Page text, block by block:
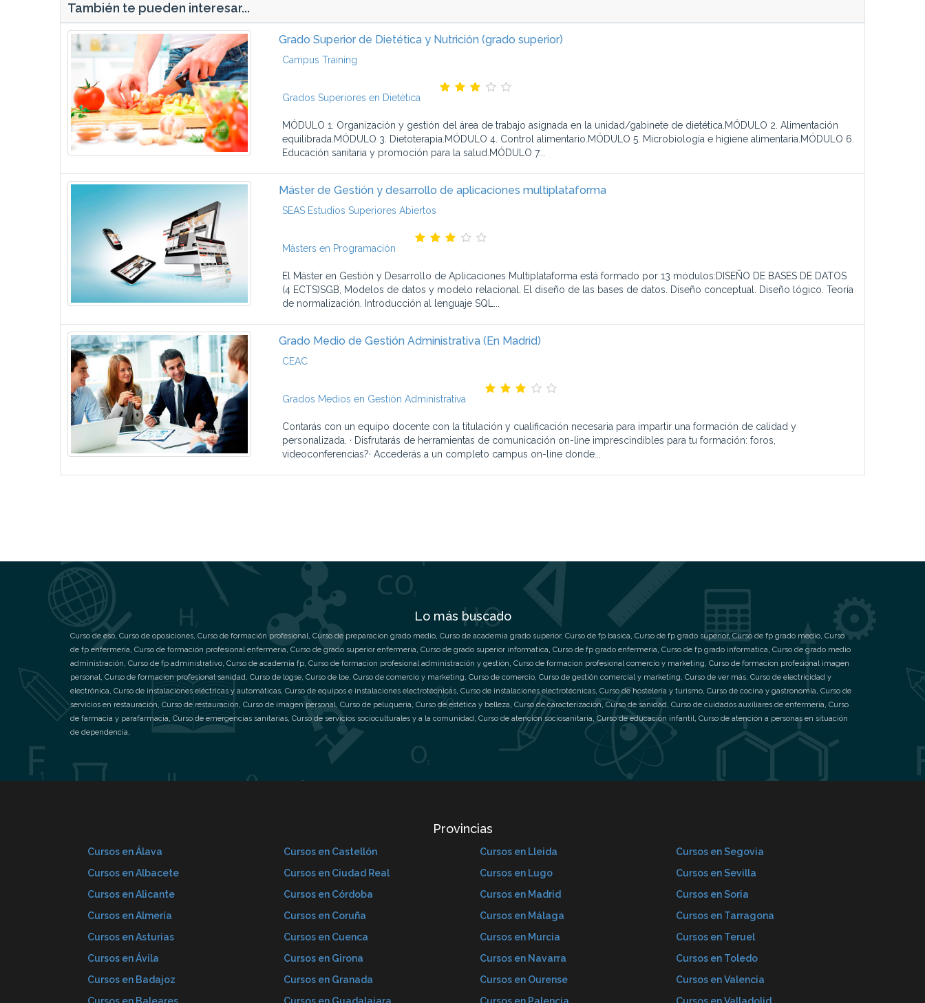
También te pueden interesar...
Grado Superior de Dietética y Nutrición (grado superior)
Campus Training
Grados Superiores en Dietética
MÓDULO 1. Organización y gestión del área de trabajo asignada en la unidad/gabinete de dietética.MÓDULO 2. Alimentación
equilibrada.MÓDULO 3. Dietoterapia.MÓDULO 4. Control alimentario.MÓDULO 5. Microbiología e higiene alimentaria.MÓDULO 6.
Educación sanitaria y promoción para la salud.MÓDULO 7...
Máster de Gestión y desarrollo de aplicaciones multiplataforma
SEAS Estudios Superiores Abiertos
Másters en Programación
El Máster en Gestión y Desarrollo de Aplicaciones Multiplataforma está formado por 13 módulos:DISEÑO DE BASES DE DATOS
(4 ECTS)SGB, Modelos de datos y modelo relacional. El diseño de las bases de datos. Diseño conceptual. Diseño lógico. Teoría
de normalización. Introducción al lenguaje SQL...
Grado Medio de Gestión Administrativa (En Madrid)
CEAC
Grados Medios en Gestión Administrativa
Contarás con un equipo docente con la titulación y cualificación necesaria para impartir una formación de calidad y
personalizada. · Disfrutarás de herramientas de comunicación on-line imprescindibles para tu formación: foros,
videoconferencias?· Accederás a un completo campus on-line donde...
Lo más buscado
Curso de eso, Curso de oposiciones, Curso de formación profesional, Curso de preparacion grado medio, Curso de academia grado superior, Curso de fp basica, Curso de fp grado superior,Curso de fp grado medio, Curso
de fp enfermeria, Curso de formación profesional enfermeria, Curso de grado superior enfermeria, Curso de grado superior informatica, Curso de fp grado enfermeria, Curso de fp grado informatica, Curso de grado medio
administración, Curso de fp administrativo, Curso de academia fp, Curso de formacion profesional administración y gestión, Curso de formacion profesional comercio y marketing, Curso de formacion profesional imagen
personal, Curso de formacion profesional sanidad, Curso de logse, Curso de loe, Curso de comercio y marketing, Curso de comercio, Curso de gestión comercial y marketing, Curso de ver más, Curso de electricidad y
electrónica, Curso de instalaciones eléctricas y automáticas, Curso de equipos e instalaciones electrotécnicas, Curso de instalaciones electrotécnicas, Curso de hostelería y turismo, Curso de cocina y gastronomía, Curso de
servicios en restauración, Curso de restauración, Curso de imagen personal, Curso de peluquería, Curso de estética y belleza, Curso de caracterización, Curso de sanidad, Curso de cuidados auxiliares de enfermería, Curso
de farmacia y parafarmacia, Curso de emergencias sanitarias, Curso de servicios socioculturales y a la comunidad, Curso de atención sociosanitaria, Curso de educación infantil, Curso de atención a personas en situación
de dependencia,
Provincias
Cursos en Álava
Cursos en Albacete
Cursos en Alicante
Cursos en Almería
Cursos en Asturias
Cursos en Ávila
Cursos en Badajoz
Cursos en Castellón
Cursos en Ciudad Real
Cursos en Córdoba
Cursos en Coruña
Cursos en Cuenca
Cursos en Girona
Cursos en Granada
Cursos en Lleida
Cursos en Lugo
Cursos en Madrid
Cursos en Málaga
Cursos en Murcia
Cursos en Navarra
Cursos en Ourense
Cursos en Segovia
Cursos en Sevilla
Cursos en Soria
Cursos en Tarragona
Cursos en Teruel
Cursos en Toledo
Cursos en Valencia